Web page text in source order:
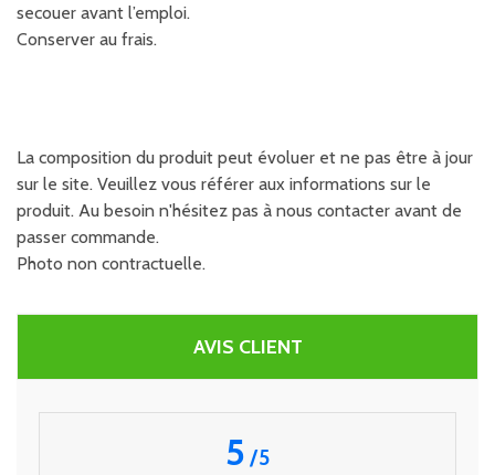
secouer avant l’emploi.
Conserver au frais.
La composition du produit peut évoluer et ne pas être à jour
sur le site. Veuillez vous référer aux informations sur le
produit. Au besoin n'hésitez pas à nous contacter avant de
passer commande.
Photo non contractuelle.
AVIS CLIENT
5/5